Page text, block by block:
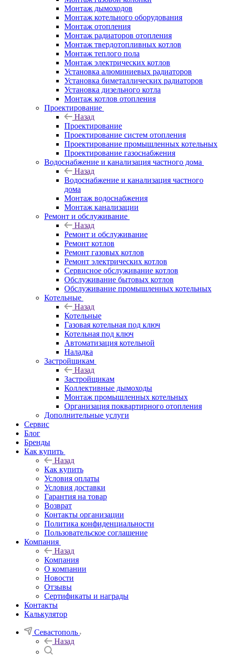
Монтаж дымоходов
Монтаж котельного оборудования
Монтаж отопления
Монтаж радиаторов отопления
Монтаж твердотопливных котлов
Монтаж теплого пола
Монтаж электрических котлов
Установка алюминиевых радиаторов
Установка биметаллических радиаторов
Установка дизельного котла
Монтаж котлов отопления
Проектирование
Назад
Проектирование
Проектирование систем отопления
Проектирование промышленных котельных
Проектирование газоснабжения
Водоснабжение и канализация частного дома
Назад
Водоснабжение и канализация частного
дома
Монтаж водоснабжения
Монтаж канализации
Ремонт и обслуживание
Назад
Ремонт и обслуживание
Ремонт котлов
Ремонт газовых котлов
Ремонт электрических котлов
Сервисное обслуживание котлов
Обслуживание бытовых котлов
Обслуживание промышленных котельных
Котельные
Назад
Котельные
Газовая котельная под ключ
Котельная под ключ
Автоматизация котельной
Наладка
Застройщикам
Назад
Застройщикам
Коллективные дымоходы
Монтаж промышленных котельных
Организация поквартирного отопления
Дополнительные услуги
Сервис
Блог
Бренды
Как купить
Назад
Как купить
Условия оплаты
Условия доставки
Гарантия на товар
Возврат
Контакты организации
Политика конфиденциальности
Пользовательское соглашение
Компания
Назад
Компания
О компании
Новости
Отзывы
Сертификаты и награды
Контакты
Калькулятор
Севастополь
Назад